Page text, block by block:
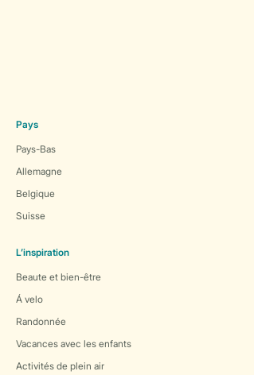
Pays
Pays-Bas
Allemagne
Belgique
Suisse
L’inspiration
Beaute et bien-être
Á velo
Randonnée
Vacances avec les enfants
Activités de plein air